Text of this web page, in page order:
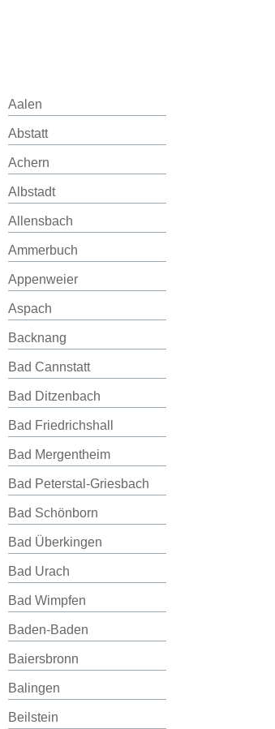
Aalen
Abstatt
Achern
Albstadt
Allensbach
Ammerbuch
Appenweier
Aspach
Backnang
Bad Cannstatt
Bad Ditzenbach
Bad Friedrichshall
Bad Mergentheim
Bad Peterstal-Griesbach
Bad Schönborn
Bad Überkingen
Bad Urach
Bad Wimpfen
Baden-Baden
Baiersbronn
Balingen
Beilstein